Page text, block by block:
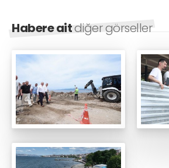
Habere aitdiğer görseller